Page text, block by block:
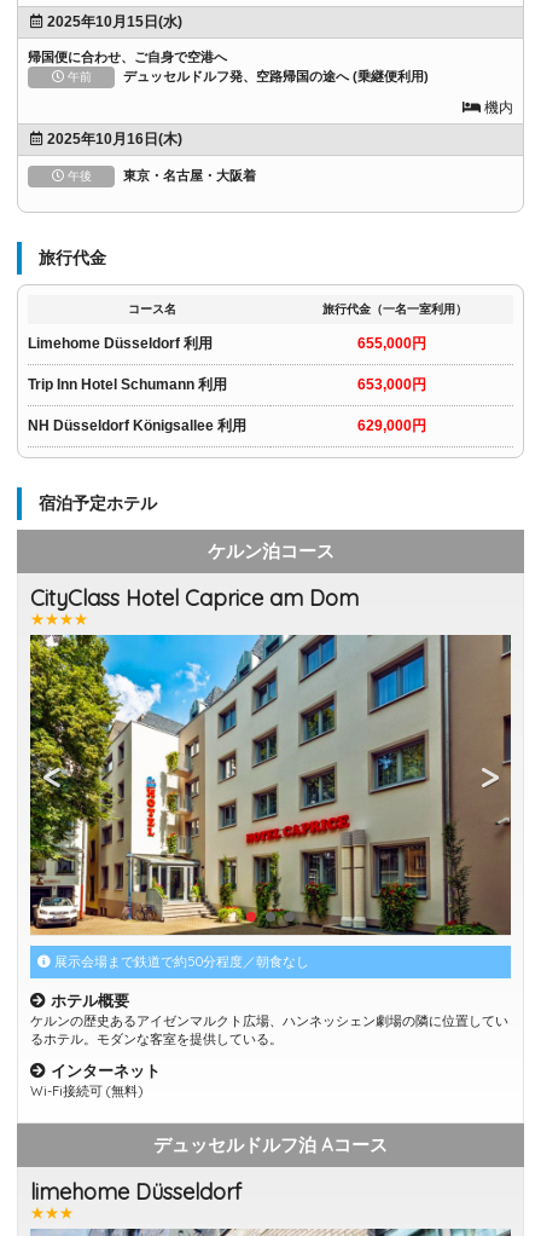
2025年10月15日(水)
帰国便に合わせ、ご自身で空港へ
午前 デュッセルドルフ発、空路帰国の途へ (乗継便利用)
機内
2025年10月16日(木)
午後 東京・名古屋・大阪着
旅行代金
コース名 旅行代金（一名一室利用）
Limehome Düsseldorf 利用 655,000円
Trip Inn Hotel Schumann 利用 653,000円
NH Düsseldorf Königsallee 利用 629,000円
宿泊予定ホテル
ケルン泊コース
CityClass Hotel Caprice am Dom
★★★★
展示会場まで鉄道で約50分程度／朝食なし
ホテル概要
ケルンの歴史あるアイゼンマルクト広場、ハンネッシェン劇場の隣に位置してい
るホテル。モダンな客室を提供している。
インターネット
Wi-Fi接続可 (無料)
デュッセルドルフ泊 Aコース
limehome Düsseldorf
★★★